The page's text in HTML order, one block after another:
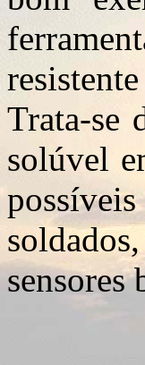
Trata-se
solúvel
sensores